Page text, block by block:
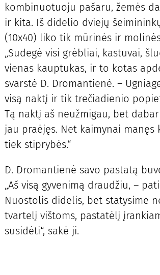
kombinuotuoju pašaru, žemės
ir kita. Iš didelio dviejų
(10x40) liko tik mūrinės ir
„Sudegė visi grėbliai, kastuvai,
vienas kauptukas, ir to kotas
svarstė D. Dromantienė. –
visą naktį ir tik trečiadienio
Tą naktį aš neužmigau, bet
jau praėjęs. Net kaimynai manęs
tiek stiprybės.“
D. Dromantienė savo pastatą
„Aš visą gyvenimą draudžiu, –
Nuostolis didelis, bet statysime
tvartelį vištoms, pastatėlį
susidėti“, sakė ji.